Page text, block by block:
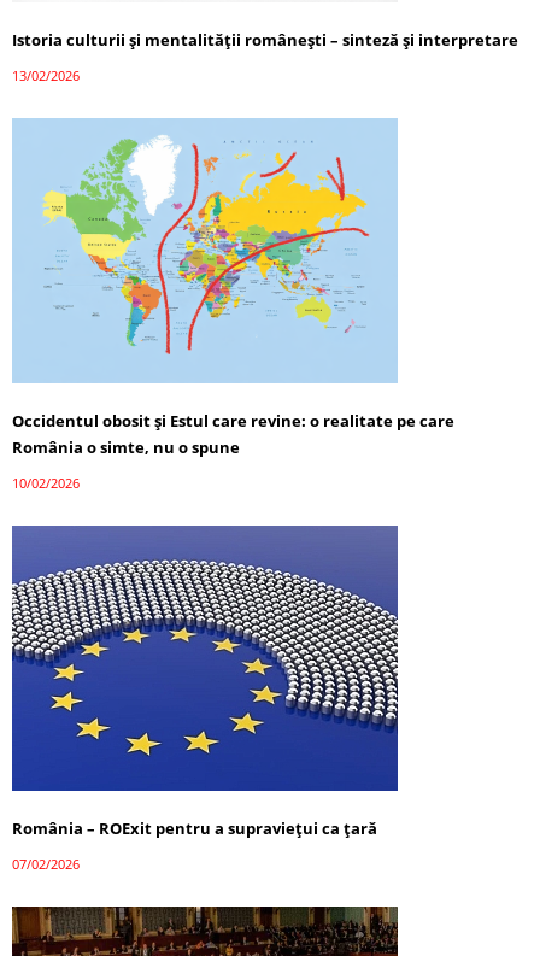
Istoria culturii și mentalității românești – sinteză și interpretare
13/02/2026
Occidentul obosit și Estul care revine: o realitate pe care
România o simte, nu o spune
10/02/2026
România – ROExit pentru a supraviețui ca țară
07/02/2026